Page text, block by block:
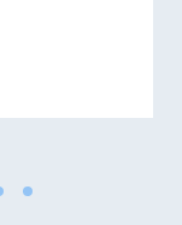
2026